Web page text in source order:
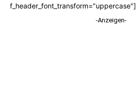
f_header_font_transform="uppercase"]
-Anzeigen-